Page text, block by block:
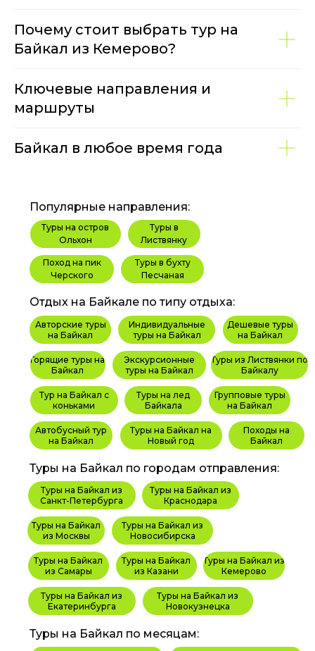
Почему стоит выбрать тур на
Байкал из Кемерово?
Ключевые направления и
маршруты
Байкал в любое время года
Туры на остров
Ольхон
Туры в
Листвянку
Поход на пик
Черского
Туры в бухту
Песчаная
Популярные направления:
Авторские туры
на Байкал
Экскурсионные
туры на Байкал
Горящие туры на
Байкал
Туры на Байкал на
Новый год
Индивидуальные
туры на Байкал
Дешевые туры
на Байкал
Походы на
Байкал
Тур на Байкал с
коньками
Туры на лед
Байкала
Автобусный тур
на Байкал
Групповые туры
на Байкал
Отдых на Байкале по типу отдыха:
Туры на Байкал из
Новосибирска
Туры на Байкал
из Москвы
Туры на Байкал
из Казани
Туры на Байкал из
Краснодара
Туры на Байкал из
Кемерово
Туры на Байкал из
Новокузнецка
Туры из Листвянки по
Байкалу
Туры на Байкал
из Самары
Туры на Байкал из
Екатеринбурга
Туры на Байкал из
Санкт-Петербурга
Туры на Байкал по городам отправления:
Туры на Байкал по месяцам: